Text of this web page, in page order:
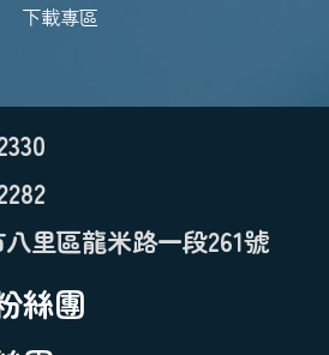
下載專區
里區龍米路一段261號
絲團